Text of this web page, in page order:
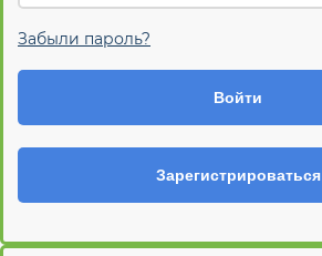
Забыли пароль?
Войти
Зарегистрироваться